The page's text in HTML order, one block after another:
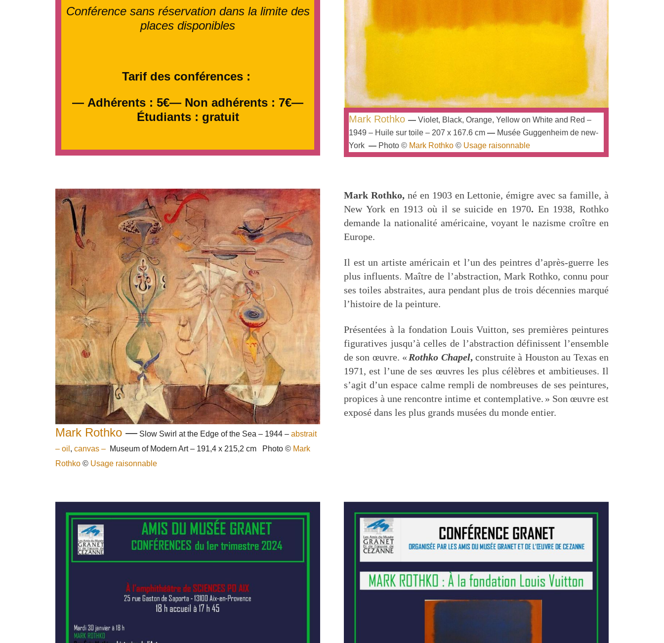
Conférence sans réservation dans la limite des
places disponibles
Tarif des conférences :
— Adhérents : 5€— Non adhérents : 7€—
Étudiants : gratuit
Mark Rothko — Violet, Black, Orange, Yellow on White and Red –
1949 – Huile sur toile – 207 x 167.6 cm — Musée Guggenheim de new-
York — Photo © Mark Rothko © Usage raisonnable
Mark Rothko — Slow Swirl at the Edge of the Sea – 1944 – abstrait
– oil , canvas – Museum of Modern Art – 191,4 x 215,2 cm Photo © Mark
Rothko © Usage raisonnable
Mark Rothko, né en 1903 en Lettonie, émigre avec sa famille, à
New York en 1913 où il se suicide en 1970. En 1938, Rothko
demande la nationalité américaine, voyant le nazisme croître en
Europe.
Il est un artiste américain et l’un des peintres d’après-guerre les
plus influents. Maître de l’abstraction, Mark Rothko, connu pour
ses toiles abstraites, aura pendant plus de trois décennies marqué
l’histoire de la peinture.
Présentées à la fondation Louis Vuitton, ses premières peintures
figuratives jusqu’à celles de l’abstraction définissent l’ensemble
de son œuvre. «Rothko Chapel,construite à Houston au Texas en
1971, est l’une de ses œuvres les plus célèbres et ambitieuses. Il
s’agit d’un espace calme rempli de nombreuses de ses peintures,
propices à une rencontre intime et contemplative. » Son œuvre est
exposé dans les plus grands musées du monde entier.